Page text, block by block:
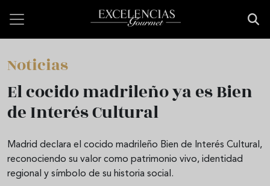
Noticias
El cocido madrileño ya es Bien
de Interés Cultural
Madrid declara el cocido madrileño Bien de Interés Cultural,
reconociendo su valor como patrimonio vivo, identidad
regional y símbolo de su historia social.